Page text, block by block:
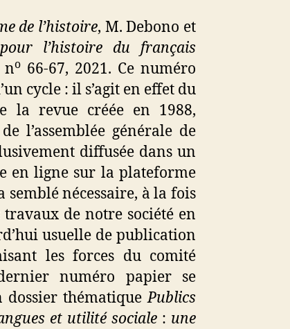
de l’histoire, M. Debono et
l’histoire du français
no 66-67, 2021. Ce numéro
cycle : il s’agit en effet du
la revue créée en 1988,
l’assemblée générale de
diffusée dans un
en ligne sur la plateforme
nécessaire, à la fois
de notre société en
usuelle de publication
les forces du comité
numéro papier se
dossier thématiquePublics
et utilité sociale : une